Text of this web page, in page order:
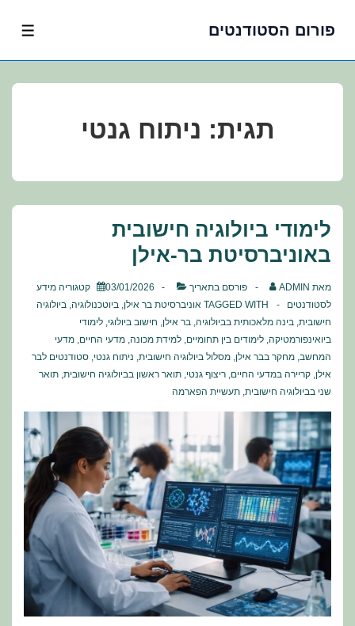
פורום הסטודנטים
תגית: ניתוח גנטי
לימודי ביולוגיה חישובית
באוניברסיטת בר-אילן
מאת ADMIN פורסם בתאריך 03/01/2026 קטגוריה מידע
לסטודנטים
TAGGED WITH אוניברסיטת בר אילן, ביוטכנולוגיה, ביולוגיה
חישובית, בינה מלאכותית בביולוגיה, בר אילן, חישוב ביולוגי, לימודי
ביואינפורמטיקה, לימודים בין תחומיים, למידת מכונה, מדעי החיים, מדעי
המחשב, מחקר בבר אילן, מסלול ביולוגיה חישובית, ניתוח גנטי, סטודנטים לבר
אילן, קריירה במדעי החיים, ריצוף גנטי, תואר ראשון בביולוגיה חישובית, תואר
שני בביולוגיה חישובית, תעשיית הפארמה